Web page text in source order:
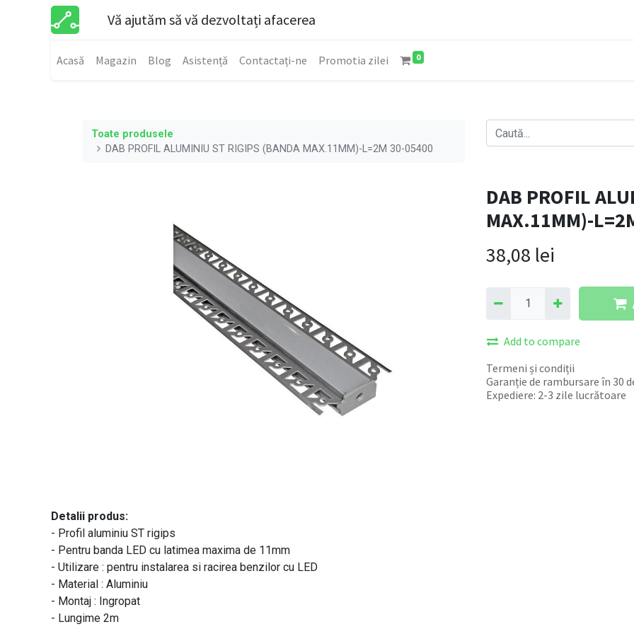
Vă ajutăm să vă dezvoltați afacerea
Acasă Magazin Blog Asistență Contactați-ne Promotia zilei 0
Toate produsele
DAB PROFIL ALUMINIU ST RIGIPS (BANDA MAX.11MM)-L=2M 30-05400
DAB PROFIL
MAX.11MM)-
38,08 lei
Add to compare
Termeni și condiții
Garanție de rambursare în 30
Expediere: 2-3 zile lucrătoare
Detalii produs:
- Profil aluminiu ST rigips
- Pentru banda LED cu latimea maxima de 11mm
- Utilizare : pentru instalarea si racirea benzilor cu LED
- Material : Aluminiu
- Montaj : Ingropat
- Lungime 2m